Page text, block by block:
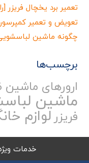
تعمیر برد یخچال
تعویض و تعمیر
چگونه ماشین
برچسب‌ها
ارورهای
ماشین
فریزر لوازم
خدمات ویژه پارس